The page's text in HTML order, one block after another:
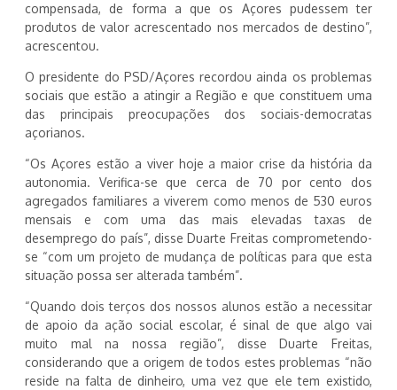
compensada, de forma a que os Açores pudessem ter
produtos de valor acrescentado nos mercados de destino”,
acrescentou.
O presidente do PSD/Açores recordou ainda os problemas
sociais que estão a atingir a Região e que constituem uma
das principais preocupações dos sociais-democratas
açorianos.
“Os Açores estão a viver hoje a maior crise da história da
autonomia. Verifica-se que cerca de 70 por cento dos
agregados familiares a viverem como menos de 530 euros
mensais e com uma das mais elevadas taxas de
desemprego do país”, disse Duarte Freitas comprometendo-
se “com um projeto de mudança de políticas para que esta
situação possa ser alterada também”.
“Quando dois terços dos nossos alunos estão a necessitar
de apoio da ação social escolar, é sinal de que algo vai
muito mal na nossa região”, disse Duarte Freitas,
considerando que a origem de todos estes problemas “não
reside na falta de dinheiro, uma vez que ele tem existido,